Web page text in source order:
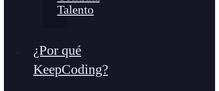
Talento
¿Por qué
KeepCoding?